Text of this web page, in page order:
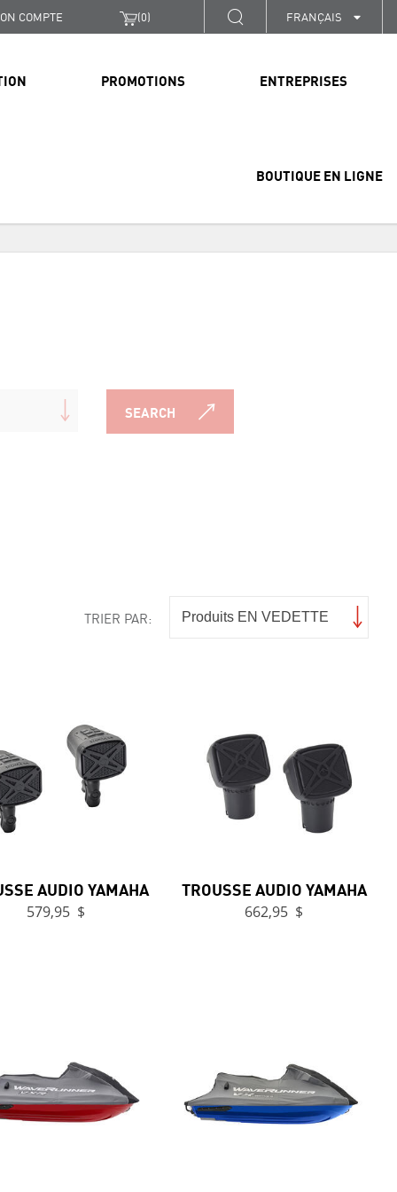
COMPTE (0) FRANÇAIS
PROMOTIONS ENTREPRISES
BOUTIQUE EN LIGNE
SEARCH
TRIER PAR:
AUDIO YAMAHA
579,95 $
TROUSSE AUDIO YAMAHA
662,95 $